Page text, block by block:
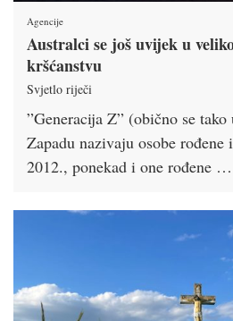
Agencije
Australci se još uvijek u
kršćanstvu
Svjetlo riječi
”Generacija Z” (obično se
Zapadu nazivaju osobe rođene
2012., ponekad i one rođene …